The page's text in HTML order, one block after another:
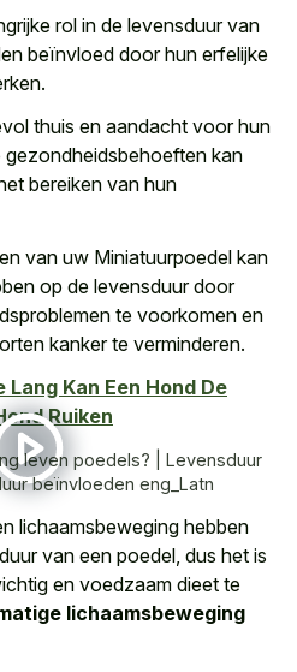
rol in de levensduur van
beïnvloed door hun erfelijke
thuis en aandacht voor hun
gezondheidsbehoeften kan
bereiken van hun
van uw Miniatuurpoedel kan
op de levensduur door
te voorkomen en
kanker te verminderen.
Lang Kan Een Hond De
Ruiken
leven poedels? | Levensduur
beïnvloeden eng_Latn
lichaamsbeweging hebben
van een poedel, dus het is
en voedzaam dieet te
lichaamsbeweging